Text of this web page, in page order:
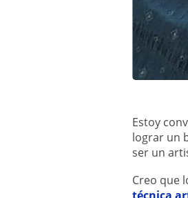
Estoy
lograr un
ser un
Creo que